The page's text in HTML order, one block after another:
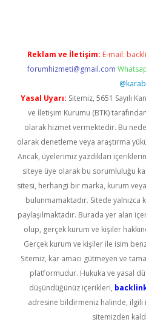
Reklam ve İletişim: E-mail:
forumhizmeti@gmail.com
Yasal Uyarı: Sitemiz, 5651 Sayılı
ve İletişim Kurumu (BTK)
olarak hizmet vermektedir. Bu
olarak denetleme veya araştırma
Ancak, üyelerimiz yazdıkları
siteye üye olarak bu sorumluluğu
sitesi, herhangi bir marka, kurum
bulunmamaktadır. Sitede yalnızca
paylaşılmaktadır. Burada yer alan
olup, gerçek kurum ve kişiler
Gerçek kurum ve kişiler ile isim
Sitemiz, kar amacı gütmeyen ve
platformudur. Hukuka ve yasal
düşündüğünüz içerikleri,
adresine bildirmeniz halinde, ilgili
sitemizden